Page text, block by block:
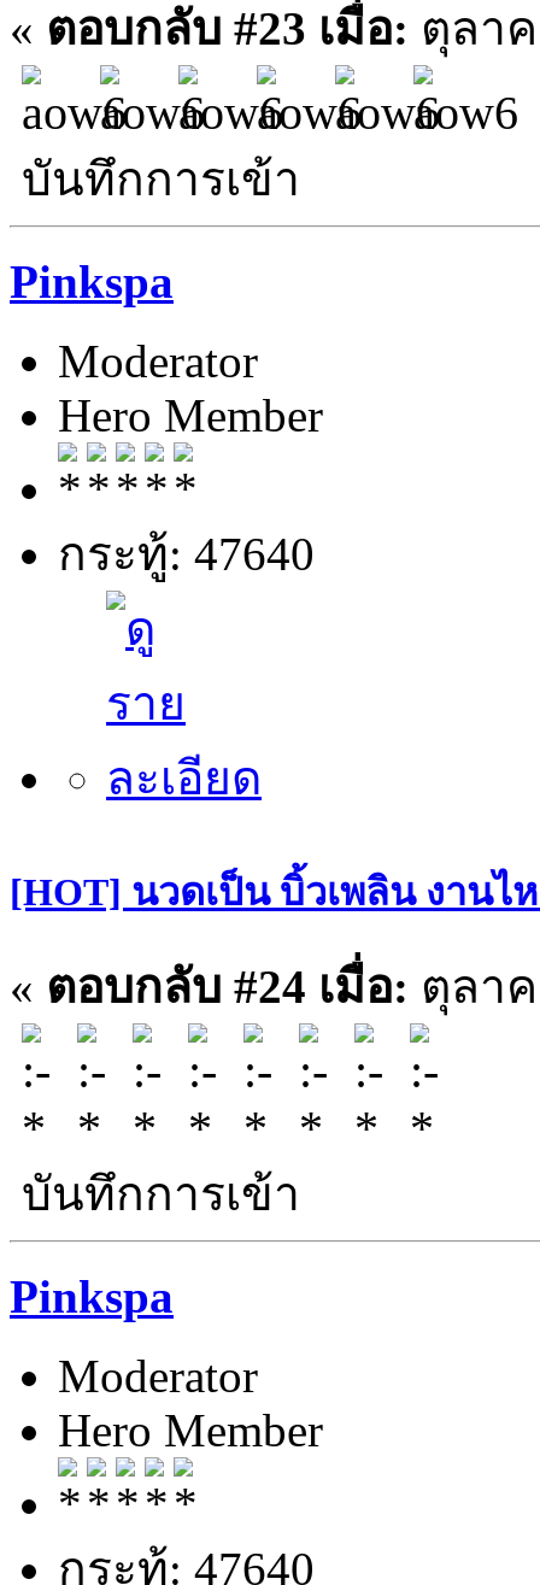
« ตอบกลับ #23 เมื่อ: ตุลาค
บันทึกการเข้า
Pinkspa
Moderator
Hero Member
กระทู้: 47640
[HOT] นวดเป็น บิ้วเพลิน งานไ
« ตอบกลับ #24 เมื่อ: ตุลาค
บันทึกการเข้า
Pinkspa
Moderator
Hero Member
กระทู้: 47640